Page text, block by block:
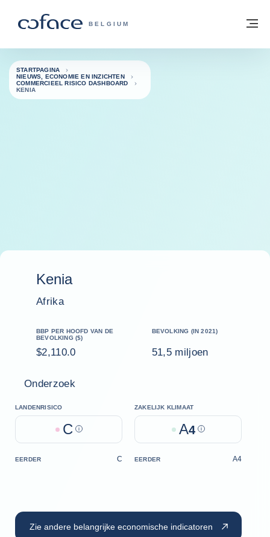
COFACE, FOR TRADE - GROEP
BELGIUM
Terug naar startpagina
STARTPAGINA
NIEUWS, ECONOMIE EN INZICHTEN
COMMERCIEEL RISICO DASHBOARD
KENIA
Kenia
Afrika
BBP PER HOOFD VAN DE
BEVOLKING ($)
$2,110.0
BEVOLKING (IN 2021)
51,5 miljoen
Onderzoek
LANDENRISICO
C Help
ZAKELIJK KLIMAAT
A4 Help
EERDER C EERDER A4
Zie andere belangrijke economische indicatoren